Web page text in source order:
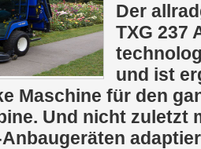
Der
TXG 237
und ist
Maschine für den
Und nicht zuletzt